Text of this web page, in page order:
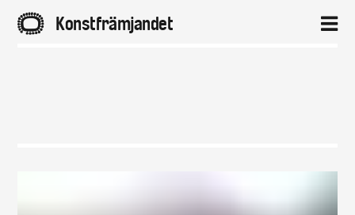
A Konstfrämjandet 2